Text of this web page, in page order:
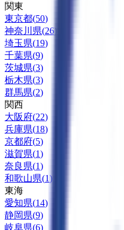
関東
東京都(50)
神奈川県(26)
埼玉県(19)
千葉県(9)
茨城県(3)
栃木県(3)
群馬県(2)
関西
大阪府(22)
兵庫県(18)
京都府(5)
滋賀県(1)
奈良県(1)
和歌山県(1)
東海
愛知県(14)
静岡県(9)
岐阜県(6)